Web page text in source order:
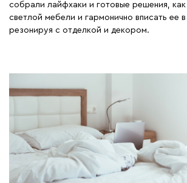
собрали лайфхаки и готовые решения, как
светлой мебели и гармонично вписать ее
резонируя с отделкой и декором.